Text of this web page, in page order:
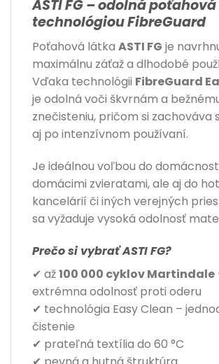
ASTI FG – odolná
technológiou FibreGuard
Poťahová látka ASTI FG je
maximálnu záťaž a dlhodobé
Vďaka technológii FibreGuard
je odolná voči škvrnám a
znečisteniu, pričom si zachováva
aj po intenzívnom používaní.
Je ideálnou voľbou do
domácimi zvieratami, ale aj do
kancelárií či iných verejných
sa vyžaduje vysoká odolnosť
Prečo si vybrať ASTI FG?
✔ až100 000 cyklov Martindale
extrémna odolnosť proti oderu
✔ technológia Easy Clean –
čistenie
✔ prateľná textília do 60 °C